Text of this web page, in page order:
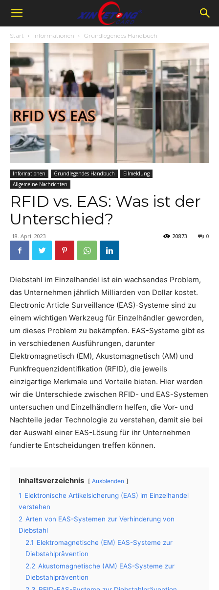
Start Informationen Grundlegendes Handbuch
Informationen Grundlegendes Handbuch
Eilmeldung
Allgemeine Nachrichten
RFID vs. EAS: Was ist der
Unterschied?
18. April 2023 0
20873
Diebstahl im Einzelhandel ist ein wachsendes Problem,
das Unternehmen jährlich Milliarden von Dollar kostet.
Electronic Article Surveillance (EAS)-Systeme sind zu
einem wichtigen Werkzeug für Einzelhändler geworden,
um dieses Problem zu bekämpfen. EAS-Systeme gibt es
in verschiedenen Ausführungen, darunter
Elektromagnetisch (EM), Akustomagnetisch (AM) und
Funkfrequenzidentifikation (RFID), die jeweils
einzigartige Merkmale und Vorteile bieten. Hier werden
wir die Unterschiede zwischen RFID- und EAS-Systemen
untersuchen und Einzelhändlern helfen, die Vor- und
Nachteile jeder Technologie zu verstehen, damit sie bei
der Auswahl einer EAS-Lösung für ihr Unternehmen
fundierte Entscheidungen treffen können.
Inhaltsverzeichnis Ausblenden
1 Elektronische Artikelsicherung (EAS) im Einzelhandel
verstehen
2 Arten von EAS-Systemen zur Verhinderung von
Diebstahl
2.1 Elektromagnetische (EM) EAS-Systeme zur
Diebstahlprävention
2.2 Akustomagnetische (AM) EAS-Systeme zur
Diebstahlprävention